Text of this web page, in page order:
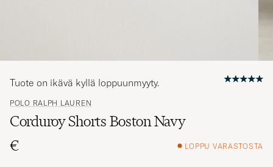
POLO RALPH LAUREN
Corduroy Shorts Boston Navy
€
LOPPU VARASTOSTA
Tuote on ikävä kyllä loppuunmyyty.